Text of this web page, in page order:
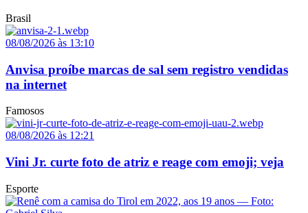
Brasil
08/08/2026 às 13:10
Anvisa proíbe marcas de sal sem registro vendidas
na internet
Famosos
08/08/2026 às 12:21
Vini Jr. curte foto de atriz e reage com emoji; veja
Esporte